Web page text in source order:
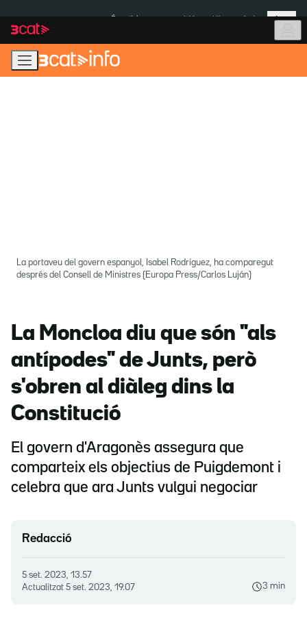
navegació
principal
contingut
Més
La portaveu del govern espanyol, Isabel Rodríguez, ha comparegut
després del Consell de Ministres (Europa Press/Carlos Luján)
La Moncloa diu que són "als
antípodes" de Junts, però
s'obren al diàleg dins la
Constitució
El govern d'Aragonès assegura que
comparteix els objectius de Puigdemont i
celebra que ara Junts vulgui negociar
Redacció
5 set. 2023, 13.57
Actualitzat 5 set. 2023, 19.07 3 min